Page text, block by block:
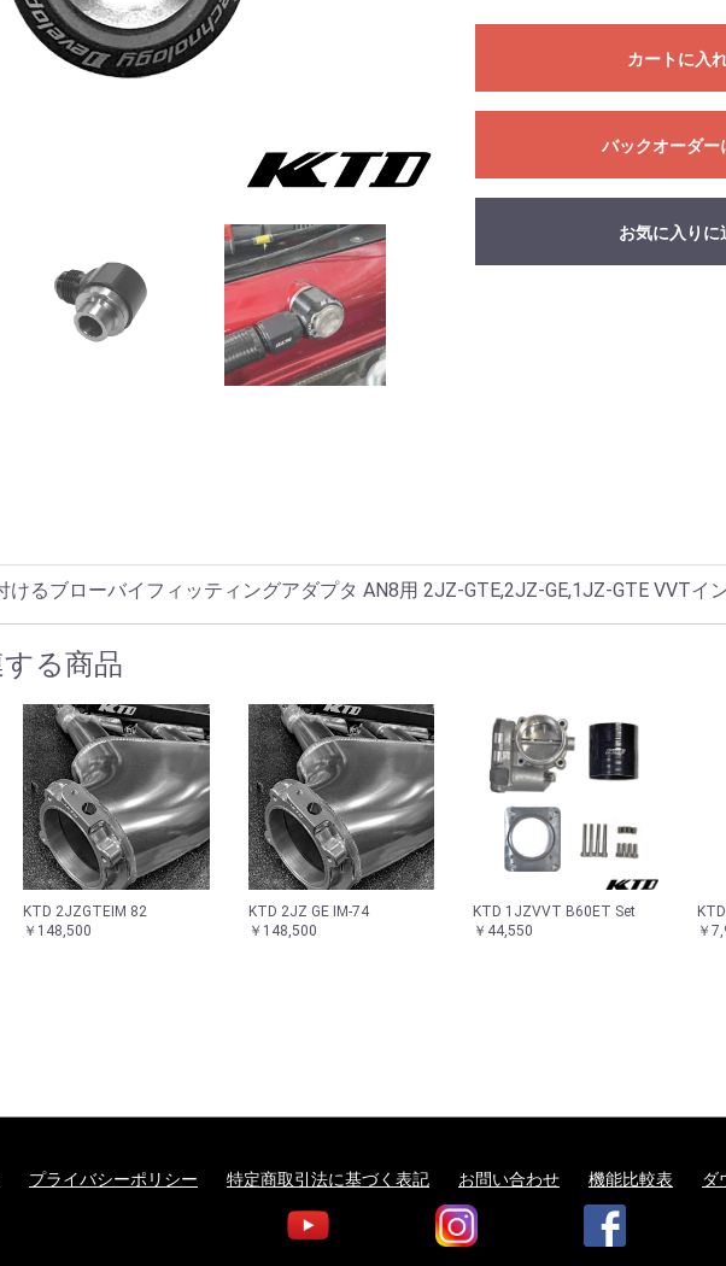
カートに入
バックオーダー
お気に入りに
るブローバイフィッティングアダプタ AN8用 2JZ-GTE,2JZ-GE,1JZ-GTE VVTイ
る商品
KTD 2JZGTEIM 82
￥148,500
KTD 2JZ GE IM-74
￥148,500
KTD 1JZVVT B60ET Set
￥44,550
￥
プライバシーポリシー 特定商取引法に基づく表記 お問い合わせ 機能比較表 ダ